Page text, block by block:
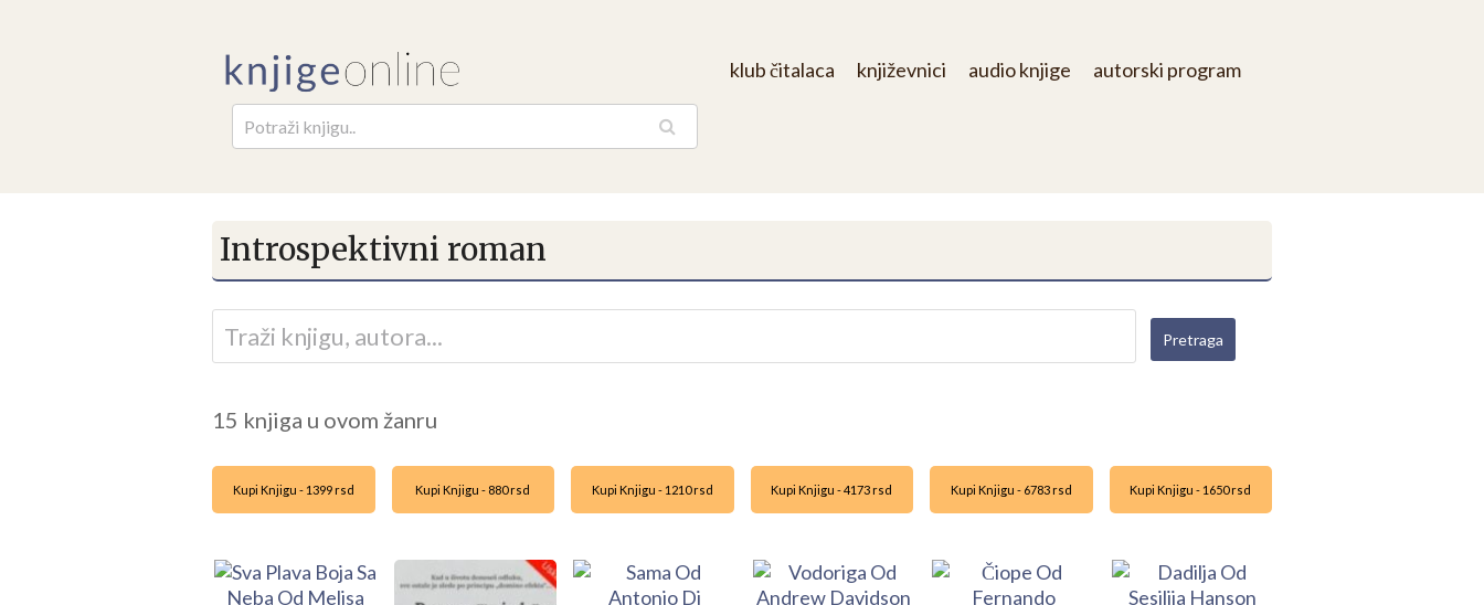
klub čitalaca književnici audio knjige autorski program
Introspektivni roman
15 knjiga u ovom žanru
Kupi Knjigu - 1399 rsd Kupi Knjigu - 880 rsd Kupi Knjigu - 1210 rsd Kupi Knjigu - 4173 rsd Kupi Knjigu - 6783 rsd Kupi Knjigu - 1650 rsd